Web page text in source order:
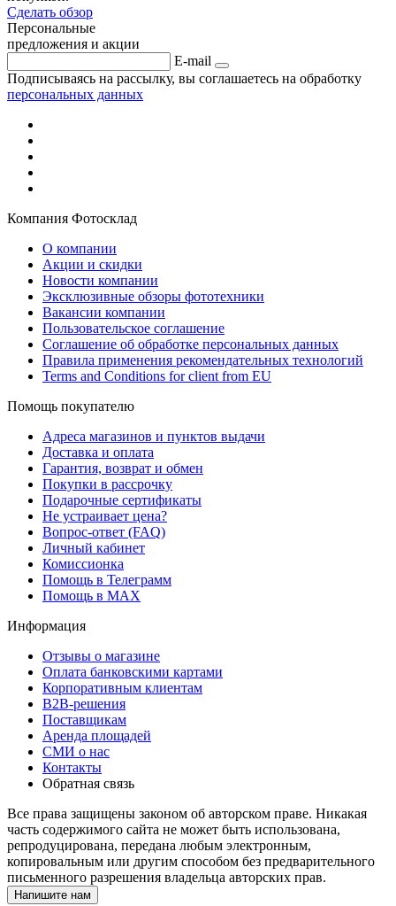
Сделать обзор
Персональные
предложения и акции
E-mail
Подписываясь на рассылку, вы соглашаетесь на обработку
персональных данных
Компания Фотосклад
О компании
Акции и скидки
Новости компании
Эксклюзивные обзоры фототехники
Вакансии компании
Пользовательское соглашение
Соглашение об обработке персональных данных
Правила применения рекомендательных технологий
Terms and Conditions for client from EU
Помощь покупателю
Адреса магазинов и пунктов выдачи
Доставка и оплата
Гарантия, возврат и обмен
Покупки в рассрочку
Подарочные сертификаты
Не устраивает цена?
Вопрос-ответ (FAQ)
Личный кабинет
Комиссионка
Помощь в Телеграмм
Помощь в MAX
Информация
Отзывы о магазине
Оплата банковскими картами
Корпоративным клиентам
B2B-решения
Поставщикам
Аренда площадей
СМИ о нас
Контакты
Обратная связь
Все права защищены законом об авторском праве. Никакая
часть содержимого сайта не может быть использована,
репродуцирована, передана любым электронным,
копировальным или другим способом без предварительного
письменного разрешения владельца авторских прав.
Напишите нам